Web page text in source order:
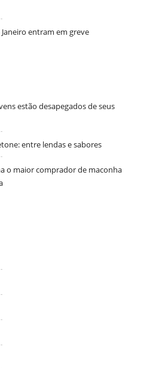
entram em greve
estão desapegados de seus
entre lendas e sabores
o maior comprador de maconha